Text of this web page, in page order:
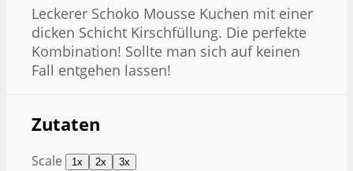
Leckerer Schoko Mousse Kuchen mit einer
dicken Schicht Kirschfüllung. Die perfekte
Kombination! Sollte man sich auf keinen
Fall entgehen lassen!
Zutaten
Scale 1x 2x 3x